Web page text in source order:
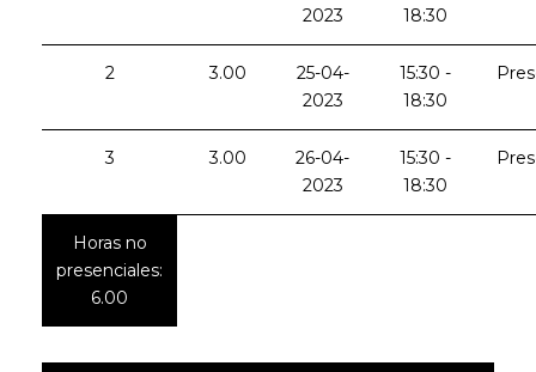
2023
18:30
2 3.00
25-04-
2023
15:30 -
18:30
3 3.00
26-04-
2023
15:30 -
18:30
Horas no
presenciales:
6.00